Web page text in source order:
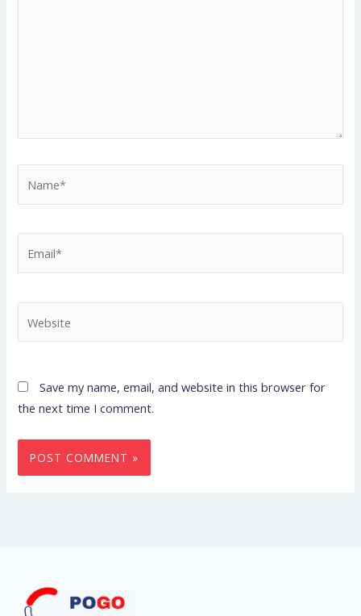
Save my name, email, and website in this browser for
the next time I comment.